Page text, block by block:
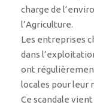
charge de
l’Agriculture.
Les entreprises
dans
ont
locales pour leur
Ce scandale